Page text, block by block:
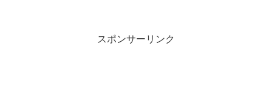
スポンサーリンク